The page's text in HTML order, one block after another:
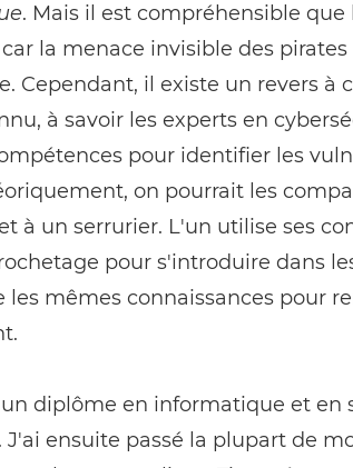
. Mais il est compréhensible que
la menace invisible des
Cependant, il existe un revers à
à savoir les experts en
pour identifier les
on pourrait les
à un serrurier. L'un utilise ses
pour s'introduire dans
les mêmes connaissances pour
diplôme en informatique et en
J'ai ensuite passé la plupart de